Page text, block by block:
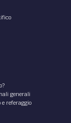
generali
e referaggio